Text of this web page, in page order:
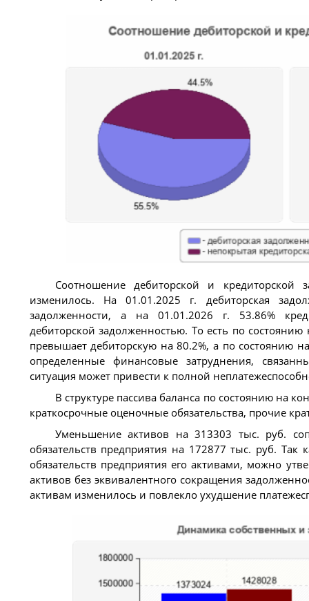
Соотношение дебиторской и кредиторской
изменилось. На 01.01.2025 г. дебиторская
задолженности, а на 01.01.2026 г. 53.86%
дебиторской задолженностью. То есть по
превышает дебиторскую на 80.2%, а по состоянию
определенные финансовые затруднения,
ситуация может привести к полной
В структуре пассива баланса по состоянию на
краткосрочные оценочные обязательства, прочие
Уменьшение активов на 313303 тыс. руб.
обязательств предприятия на 172877 тыс. руб. Так
обязательств предприятия его активами, можно
активов без эквивалентного сокращения
активам изменилось и повлекло ухудшение